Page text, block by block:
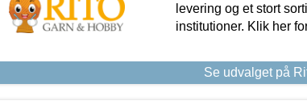
levering og et stort
institutioner. Klik her
Se udvalget på